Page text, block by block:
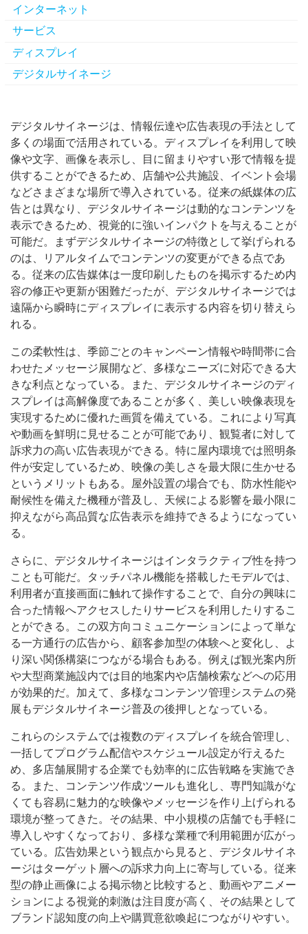
インターネット
サービス
ディスプレイ
デジタルサイネージ
デジタルサイネージは、情報伝達や広告表現の手法として
多くの場面で活用されている。 ディスプレイを利用して映
像や文字、画像を表示し、目に留まりやすい形で情報を提
供することができるため、店舗や公共施設、イベント会場
などさまざまな場所で導入されている。従来の紙媒体の広
告とは異なり、デジタルサイネージは動的なコンテンツを
表示できるため、視覚的に強いインパクトを与えることが
可能だ。まずデジタルサイネージの特徴として挙げられる
のは、リアルタイムでコンテンツの変更ができる点であ
る。従来の広告媒体は一度印刷したものを掲示するため内
容の修正や更新が困難だったが、デジタルサイネージでは
遠隔から瞬時にディスプレイに表示する内容を切り替えら
れる。
この柔軟性は、季節ごとのキャンペーン情報や時間帯に合
わせたメッセージ展開など、多様なニーズに対応できる大
きな利点となっている。また、デジタルサイネージのディ
スプレイは高解像度であることが多く、美しい映像表現を
実現するために優れた画質を備えている。これにより写真
や動画を鮮明に見せることが可能であり、観覧者に対して
訴求力の高い広告表現ができる。特に屋内環境では照明条
件が安定しているため、映像の美しさを最大限に生かせる
というメリットもある。屋外設置の場合でも、防水性能や
耐候性を備えた機種が普及し、天候による影響を最小限に
抑えながら高品質な広告表示を維持できるようになってい
る。
さらに、デジタルサイネージはインタラクティブ性を持つ
ことも可能だ。タッチパネル機能を搭載したモデルでは、
利用者が直接画面に触れて操作することで、自分の興味に
合った情報へアクセスしたりサービスを利用したりするこ
とができる。この双方向コミュニケーションによって単な
る一方通行の広告から、顧客参加型の体験へと変化し、よ
り深い関係構築につながる場合もある。例えば観光案内所
や大型商業施設内では目的地案内や店舗検索などへの応用
が効果的だ。加えて、多様なコンテンツ管理システムの発
展もデジタルサイネージ普及の後押しとなっている。
これらのシステムでは複数のディスプレイを統合管理し、
一括してプログラム配信やスケジュール設定が行えるた
め、多店舗展開する企業でも効率的に広告戦略を実施でき
る。また、コンテンツ作成ツールも進化し、専門知識がな
くても容易に魅力的な映像やメッセージを作り上げられる
環境が整ってきた。その結果、中小規模の店舗でも手軽に
導入しやすくなっており、多様な業種で利用範囲が広がっ
ている。広告効果という観点から見ると、デジタルサイネ
ージはターゲット層への訴求力向上に寄与している。従来
型の静止画像による掲示物と比較すると、動画やアニメー
ションによる視覚的刺激は注目度が高く、その結果として
ブランド認知度の向上や購買意欲喚起につながりやすい。